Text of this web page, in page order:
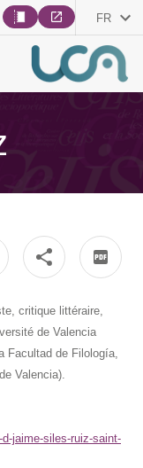
FR
critique littéraire,
de Valencia
Facultad de Filología,
Valencia).
jaime-siles-ruiz-saint-